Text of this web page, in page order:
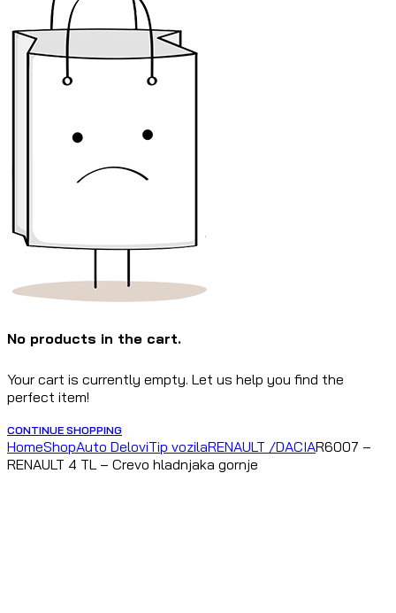
No products in the cart.
Your cart is currently empty. Let us help you find the
perfect item!
CONTINUE SHOPPING
HomeShopAuto DeloviTip vozilaRENAULT /DACIAR6007 –
RENAULT 4 TL – Crevo hladnjaka gornje